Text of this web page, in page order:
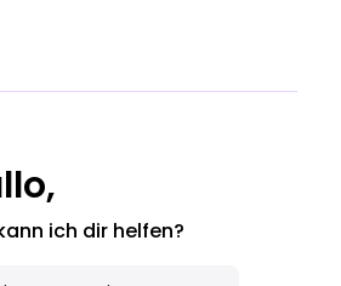
ich dir helfen?